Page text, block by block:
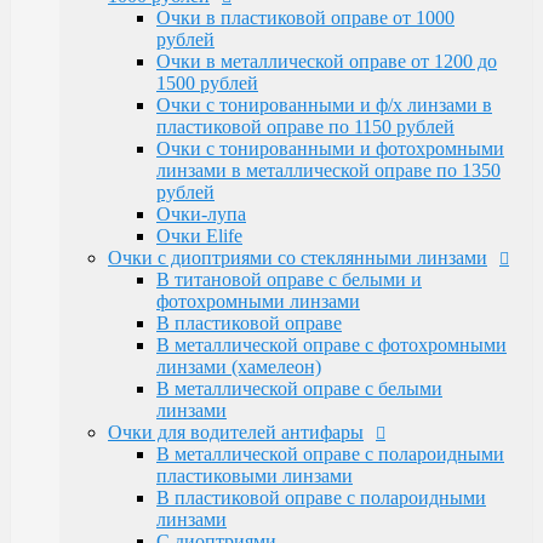
Очки Elife
Очки с диоптриями со стеклянными линзами
В титановой оправе с белыми и
фотохромными линзами
В пластиковой оправе
В металлической оправе с фотохромными
линзами (хамелеон)
В металлической оправе с белыми линзами
Очки для водителей антифары
В металлической оправе с полароидными
пластиковыми линзами
В пластиковой оправе с полароидными
линзами
С диоптриями
Очки для компьютера
В пластиковой оправе с полимерными
линзами
В металлической оправе
Тренажерные очки
В пластиковой оправе
В металлической оправе
Очки глаукомные
Очки Эксклюзивные Ricardi от 15000
Бренд оправы
Очки в пластиковой оправе от 1000
рублей
Очки в металлической оправе от 1200 до
1500 рублей
Очки с тонированными и ф/х линзами в
пластиковой оправе по 1150 рублей
Очки с тонированными и фотохромными
линзами в металлической оправе по 1350
рублей
Очки-лупа
Очки Elife
Очки с диоптриями со стеклянными линзами
В титановой оправе с белыми и
фотохромными линзами
В пластиковой оправе
В металлической оправе с фотохромными
линзами (хамелеон)
В металлической оправе с белыми
линзами
Очки для водителей антифары
В металлической оправе с полароидными
пластиковыми линзами
В пластиковой оправе с полароидными
линзами